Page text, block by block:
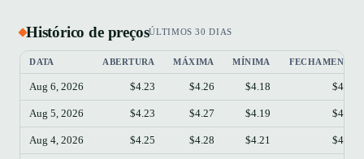
Histórico de preçosÚLTIMOS 30 DIAS
DATA ABERTURA MÁXIMA MÍNIMA FECHAMENTO
Aug 6, 2026 $4.23 $4.26 $4.18 $4.23
Aug 5, 2026 $4.23 $4.27 $4.19 $4.24
Aug 4, 2026 $4.25 $4.28 $4.21 $4.24